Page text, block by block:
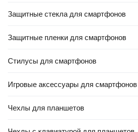
Защитные стекла для смартфонов
Защитные пленки для смартфонов
Стилусы для смартфонов
Игровые аксессуары для смартфонов
Чехлы для планшетов